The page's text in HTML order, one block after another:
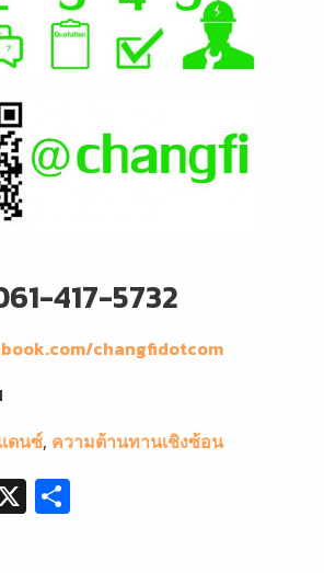
417-5732
changfidotcom
ดนซ์, ความต้านทานเชิงซ้อน
X